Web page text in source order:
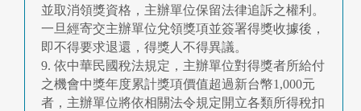
並取消領獎資格，主辦單位保留法律追訴之權利。
一旦經寄交主辦單位兌領獎項並簽署得獎收據後，
即不得要求退還，得獎人不得異議。
9. 依中華民國稅法規定，主辦單位對得獎者所給付
之機會中獎年度累計獎項價值超過新台幣1,000元
者，主辦單位將依相關法令規定開立各類所得稅扣